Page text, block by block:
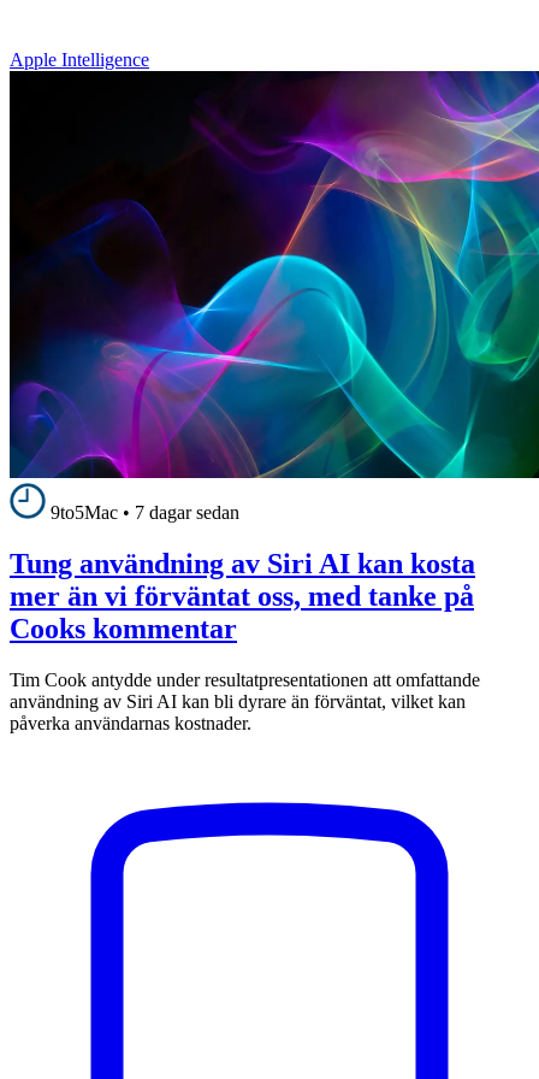
Apple Intelligence
9to5Mac • 7 dagar sedan
Tung användning av Siri AI kan kosta
mer än vi förväntat oss, med tanke på
Cooks kommentar
Tim Cook antydde under resultatpresentationen att omfattande
användning av Siri AI kan bli dyrare än förväntat, vilket kan
påverka användarnas kostnader.